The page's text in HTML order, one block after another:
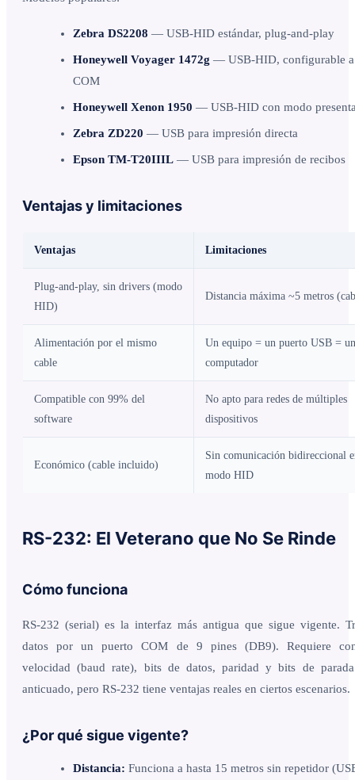
Zebra DS2208 — USB-HID estándar, plug-and-play
Honeywell Voyager 1472g — USB-HID, configurable
COM
Honeywell Xenon 1950 — USB-HID con modo
Zebra ZD220 — USB para impresión directa
Epson TM-T20IIIL — USB para impresión de recibos
Ventajas y limitaciones
Ventajas Limitaciones
Plug-and-play, sin drivers (modo
HID)
Distancia máxima ~5 metros
Alimentación por el mismo
cable
Un equipo = un puerto USB = un
computador
Compatible con 99% del
software
No apto para redes de múltiples
dispositivos
Económico (cable incluido)
Sin comunicación bidireccional
modo HID
RS-232: El Veterano que No Se Rinde
Cómo funciona
RS-232 (serial) es la interfaz más antigua que sigue vigente.
datos por un puerto COM de 9 pines (DB9). Requiere
velocidad (baud rate), bits de datos, paridad y bits de
anticuado, pero RS-232 tiene ventajas reales en ciertos escenarios.
¿Por qué sigue vigente?
Distancia: Funciona a hasta 15 metros sin repetidor